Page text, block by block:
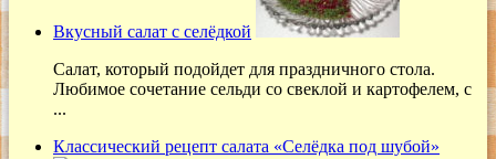
Вкусный салат с селёдкой
Салат, который подойдет для праздничного стола.
Любимое сочетание сельди со свеклой и картофелем, с
...
Классический рецепт салата «Селёдка под шубой»